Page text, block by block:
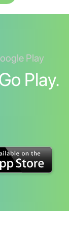
Play
Play.